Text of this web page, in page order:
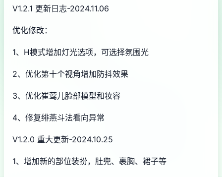
V1.2.1 更新日志-2024.11.06
优化修改：
1、H模式增加灯光选项，可选择氛围光
2、优化第十个视角增加防抖效果
3、优化崔莺儿脸部模型和妆容
4、修复绯燕斗法看向异常
V1.2.0 重大更新-2024.10.25
1、增加新的部位装扮，肚兜、裹胸、裙子等